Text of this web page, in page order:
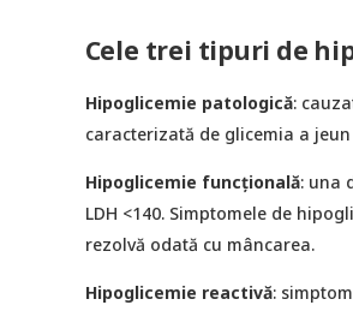
Cele trei tipuri de
Hipoglicemie patologică:
caracterizată de glicemia a jeun
Hipoglicemie funcţională: una
LDH <140. Simptomele de
rezolvă odată cu mâncarea.
Hipoglicemie reactivă: